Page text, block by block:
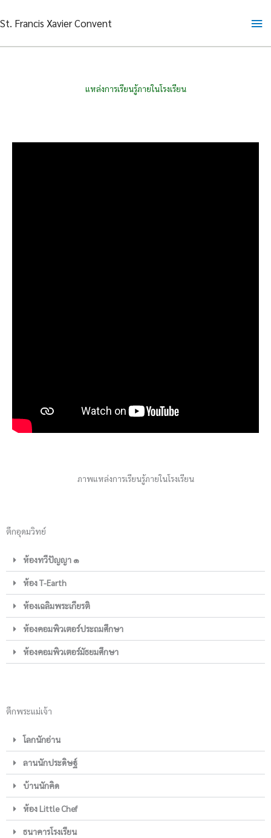
to
St. Francis Xavier Convent
แหล่งการเรียนรู้ภายในโรงเรียน
ภาพแหล่งการเรียนรู้ภายในโรงเรียน
ตึกอุดมวิทย์
ห้องทวีปัญญา ๑
ห้อง T-Earth
ห้องเฉลิมพระเกียรติ
ห้องคอมพิวเตอร์ประถมศึกษา
ห้องคอมพิวเตอร์มัธยมศึกษา
ตึกพระแม่เจ้า
โลกนักอ่าน
ลานนักประดิษฐ์
บ้านนักคิด
ห้อง Little Chef
ธนาคารโรงเรียน